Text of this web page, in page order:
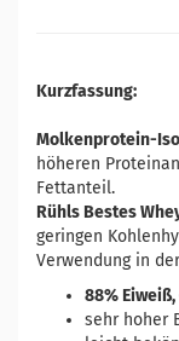
Kurzfassung:
Molkenprotein-
höheren
Fettanteil.
Rühls Bestes
geringen
Verwendung in
88%
sehr hoher